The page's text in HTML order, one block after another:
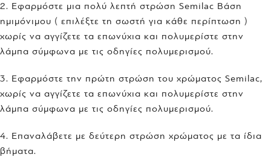
2. Εφαρμόστε μια πολύ λεπτή στρώση Semilac Βάση
ημιμόνιμου ( επιλέξτε τη σωστή για κάθε περίπτωση )
χωρίς να αγγίζετε τα επωνύχια και πολυμερίστε στην
λάμπα σύμφωνα με τις οδηγίες πολυμερισμού.
3. Εφαρμόστε την πρώτη στρώση του χρώματος Semilac,
χωρίς να αγγίζετε τα επωνύχια και πολυμερίστε στην
λάμπα σύμφωνα με τις οδηγίες πολυμερισμού.
4. Επαναλάβετε με δεύτερη στρώση χρώματος με τα ίδια
βήματα.